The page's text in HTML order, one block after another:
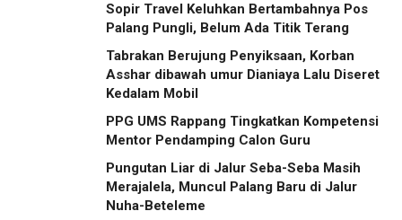
Sopir Travel Keluhkan Bertambahnya Pos
Palang Pungli, Belum Ada Titik Terang
Tabrakan Berujung Penyiksaan, Korban
Asshar dibawah umur Dianiaya Lalu Diseret
Kedalam Mobil
PPG UMS Rappang Tingkatkan Kompetensi
Mentor Pendamping Calon Guru
Pungutan Liar di Jalur Seba-Seba Masih
Merajalela, Muncul Palang Baru di Jalur
Nuha-Beteleme